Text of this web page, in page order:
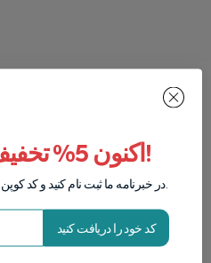
اکنون 5% تخفیف دریافت کنید!
در خبرنامه ما ثبت نام کنید و کد کوپن تخفیف 5% را فورا دریافت کنید.
کد خود را دریافت کنید